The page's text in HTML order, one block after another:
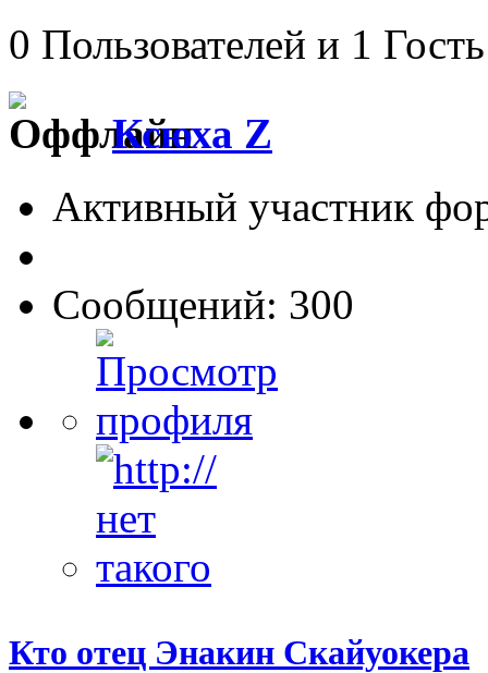
0 Пользователей и 1
Ксюха Z
Активный участник
Сообщений: 300
Кто отец Энакин Скайуокера